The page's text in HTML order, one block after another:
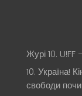
Журі 10. U!FF
10. Україна!
свободи